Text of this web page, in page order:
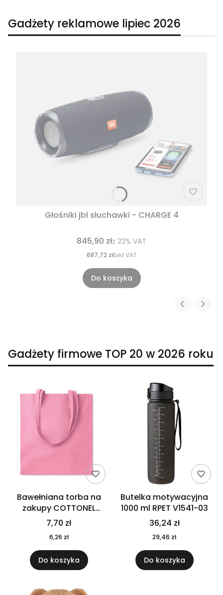
Gadżety reklamowe lipiec 2026
Głośniki jbl słuchawki - CHARGE 4
845,90 złz 23% VAT
687,72 złbez VAT
Do koszyka
Gadżety firmowe TOP 20 w 2026 roku
Bawełniana torba na
zakupy COTTONEL
COLOUR++ MO9846-11
7,70 zł
6,26 zł
Do koszyka
Butelka motywacyjna
1000 ml RPET V1541-03
36,24 zł
29,46 zł
Do koszyka